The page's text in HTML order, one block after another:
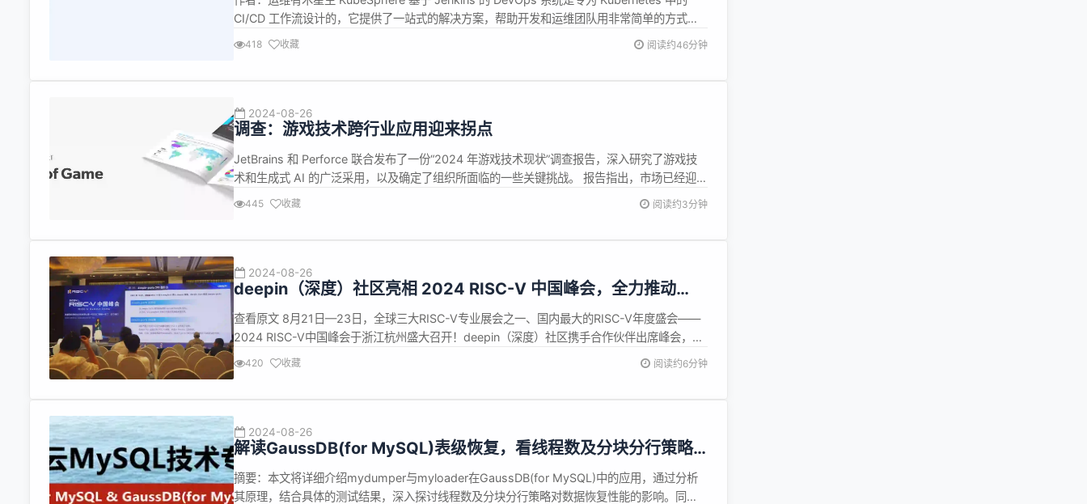
CI/CD 工作流设计的，它提供了一站式的解决方案，帮助开发和运维团队用非常简单的方式构
建、测试和发布应用到 Kubernetes。它还具有插件管理、Binary-to-Image (B2I)、Source-
418 收藏 阅读约46分钟
2024-08-26
调查：游戏技术跨行业应用迎来拐点
JetBrains 和 Perforce 联合发布了一份“2024 年游戏技术现状”调查报告，深入研究了游戏技
术和生成式 AI 的广泛采用，以及确定了组织所面临的一些关键挑战。 报告指出，市场已经迎来
了跨行业游戏技术采用的拐点。有 50% 的调查回复表示，游戏引擎已经被应用于游戏以外的项
445 收藏 阅读约3分钟
2024-08-26
deepin（深度）社区亮相 2024 RISC-V 中国峰会，全力推动
RISC-V 生态发展
查看原文 8月21日—23日，全球三大RISC-V专业展会之一、国内最大的RISC-V年度盛会——
2024 RISC-V中国峰会于浙江杭州盛大召开！deepin（深度）社区携手合作伙伴出席峰会，与
国内外业界专家、企业代表、研究机构及社区伙伴，共同探讨RISC-V的最新进展与未来趋势。
420 收藏 阅读约6分钟
2024-08-26
解读GaussDB(for MySQL)表级恢复，看线程数及分块分行策略
如何提升恢复性能？
摘要：本文将详细介绍mydumper与myloader在GaussDB(for MySQL)中的应用，通过分析
其原理，结合具体的测试结果，深入探讨线程数及分块分行策略对数据恢复性能的影响。同